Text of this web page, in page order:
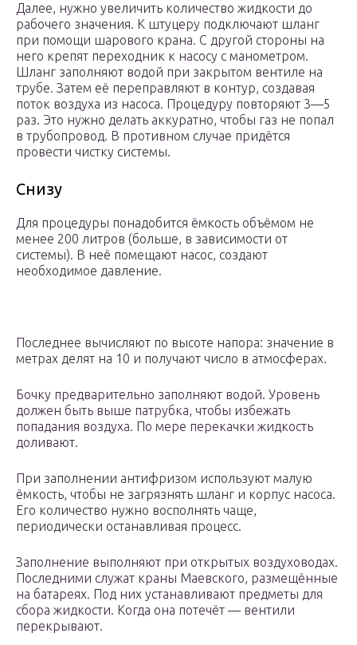
Далее, нужно увеличить количество жидкости до
рабочего значения. К штуцеру подключают шланг
при помощи шарового крана. С другой стороны на
него крепят переходник к насосу с манометром.
Шланг заполняют водой при закрытом вентиле на
трубе. Затем её переправляют в контур, создавая
поток воздуха из насоса. Процедуру повторяют 3—5
раз. Это нужно делать аккуратно, чтобы газ не попал
в трубопровод. В противном случае придётся
провести чистку системы.
Снизу
Для процедуры понадобится ёмкость объёмом не
менее 200 литров (больше, в зависимости от
системы). В неё помещают насос, создают
необходимое давление.
Последнее вычисляют по высоте напора: значение в
метрах делят на 10 и получают число в атмосферах.
Бочку предварительно заполняют водой. Уровень
должен быть выше патрубка, чтобы избежать
попадания воздуха. По мере перекачки жидкость
доливают.
При заполнении антифризом используют малую
ёмкость, чтобы не загрязнять шланг и корпус насоса.
Его количество нужно восполнять чаще,
периодически останавливая процесс.
Заполнение выполняют при открытых воздуховодах.
Последними служат краны Маевского, размещённые
на батареях. Под них устанавливают предметы для
сбора жидкости. Когда она потечёт — вентили
перекрывают.